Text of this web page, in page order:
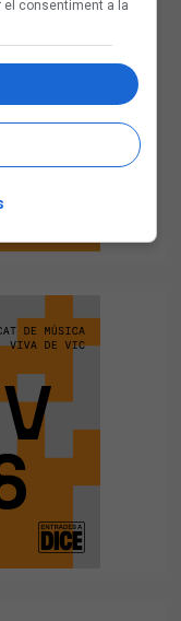
el consentiment a la